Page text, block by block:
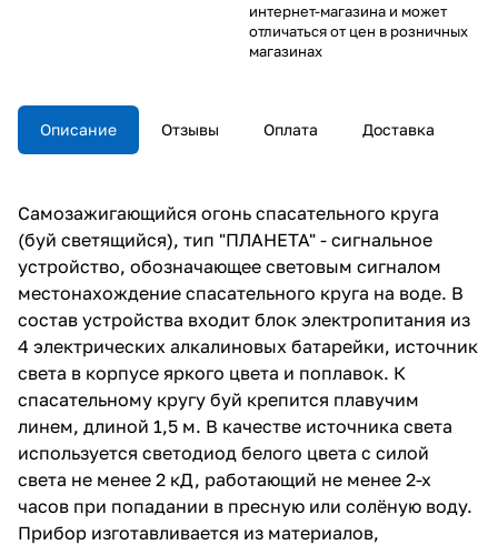
интернет-магазина и может
отличаться от цен в розничных
магазинах
Описание Отзывы Оплата Доставка
Самозажигающийся огонь спасательного круга
(буй светящийся), тип "ПЛАНЕТА" - сигнальное
устройство, обозначающее световым сигналом
местонахождение спасательного круга на воде. В
состав устройства входит блок электропитания из
4 электрических алкалиновых батарейки, источник
света в корпусе яркого цвета и поплавок. К
спасательному кругу буй крепится плавучим
линем, длиной 1,5 м. В качестве источника света
используется светодиод белого цвета с силой
света не менее 2 кД, работающий не менее 2-х
часов при попадании в пресную или солёную воду.
Прибор изготавливается из материалов,